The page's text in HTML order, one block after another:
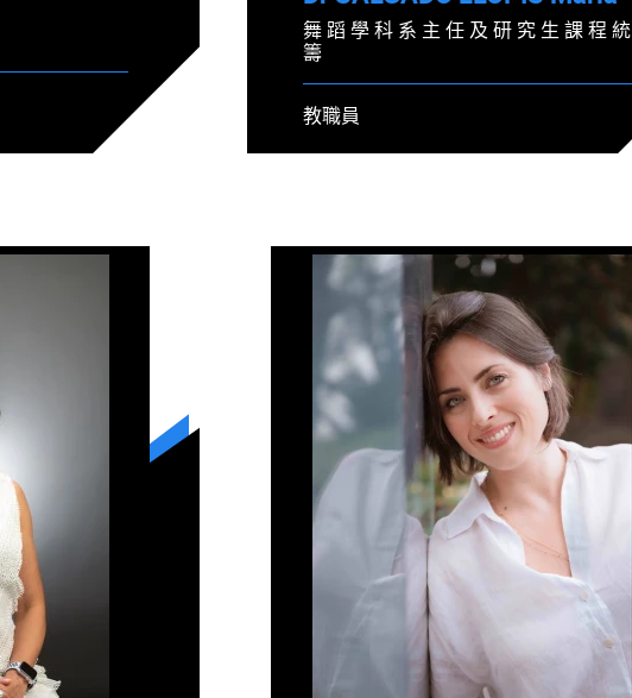
舞 蹈 學 科 系 主 任 及 研 究 生 課 程 統
籌
教職員